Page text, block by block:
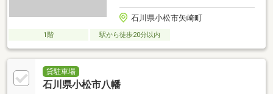
石川県小松市矢崎町
1階 駅から徒歩20分以内
貸駐車場
石川県小松市八幡